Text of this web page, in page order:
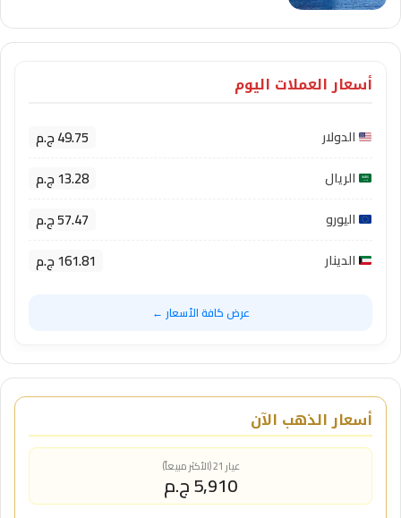
أسعار العملات اليوم
الدولار 49.75 ج.م
الريال 13.28 ج.م
اليورو 57.47 ج.م
الدينار 161.81 ج.م
عرض كافة الأسعار ←
أسعار الذهب الآن
عيار 21 (الأكثر مبيعاً)
5,910 ج.م